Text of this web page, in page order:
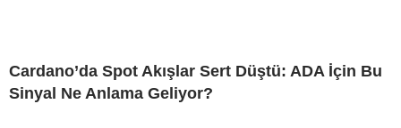
Cardano’da Spot Akışlar Sert Düştü: ADA İçin Bu
Sinyal Ne Anlama Geliyor?